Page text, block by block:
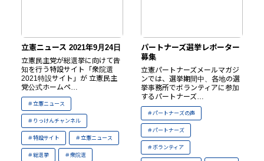
立憲ニュース 2021年9月24日
立憲民主党が総選挙に向けて告
知を行う特設サイト「衆院選
2021特設サイト」が 立憲民主
党公式ホームペ…
立憲ニュース
りっけんチャンネル
特設サイト 立憲ニュース
総選挙 衆院選
パートナーズ選挙レポーター
募集
立憲パートナーズメールマガジ
ンでは、選挙期間中、各地の選
挙事務所でボランティアに参加
するパートナーズ…
パートナーズの声
パートナーズ
ボランティア